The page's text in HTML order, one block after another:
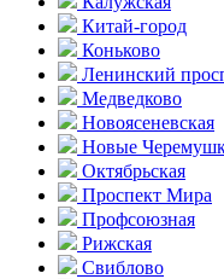
Китай-город
Коньково
Ленинский
Медведково
Новоясе­невская
Новые
Октябрьская
Проспект Мира
Профсоюзная
Рижская
Свиблово